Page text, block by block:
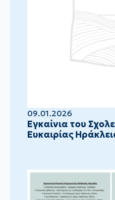
09.01.2026
Eγκαίνια του
Ευκαιρίας